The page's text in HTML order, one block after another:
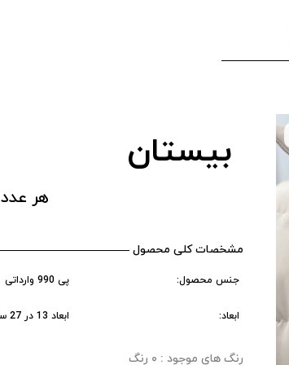
بیستان
هر عدد ۳۹۸,۰۰۰ تومان
مشخصات کلی محصول
جنس محصول: پی 990 وارداتی
ابعاد: ابعاد 13 در 27 سانتی متر
رنگ های موجود : ۰ رنگ